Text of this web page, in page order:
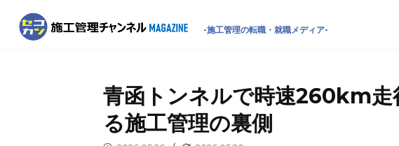
-施工管理の転職・就職メディア-
青函トンネルで時速260km走
る施工管理の裏側